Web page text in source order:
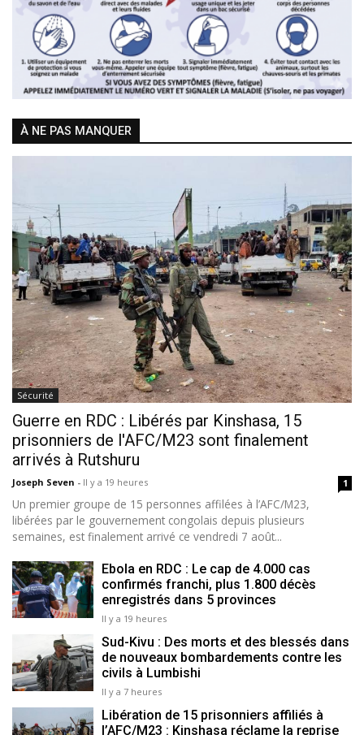
À NE PAS MANQUER
Sécurité
Guerre en RDC : Libérés par Kinshasa, 15
prisonniers de l'AFC/M23 sont finalement
arrivés à Rutshuru
Joseph Seven - Il y a 19 heures 1
Un premier groupe de 15 personnes affilées à l’AFC/M23,
libérées par le gouvernement congolais depuis plusieurs
semaines, est finalement arrivé ce vendredi 7 août...
Ebola en RDC : Le cap de 4.000 cas
confirmés franchi, plus 1.800 décès
enregistrés dans 5 provinces
Il y a 19 heures
Sud-Kivu : Des morts et des blessés dans
de nouveaux bombardements contre les
civils à Lumbishi
Il y a 7 heures
Libération de 15 prisonniers affiliés à
l’AFC/M23 : Kinshasa réclame la reprise